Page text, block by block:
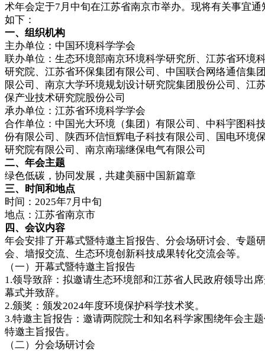
术年会定于7月中旬在江苏省南京市举办。现将有关事宜通
如下：
一、组织机构
主办单位：中国环境科学学会
联办单位：生态环境部南京环境科学研究所、江苏省环境
研究院、江苏省环保集团有限公司、中国联合网络通信集
限公司、南京大学环境规划设计研究院集团股份公司、江
保产业技术研究院股份公司
承办单位：江苏省环境科学学会
合作单位：中国光大环境（集团）有限公司、中科宇图科
份有限公司、陕西环信恒辉电子科技有限公司、国电环境
研究院有限公司、南京南瑞继保电气有限公司
二、年会主题
绿色低碳，协同发展，共建美丽中国新篇章
三、时间和地点
时间：2025年7月中旬
地点：江苏省南京市
四、会议内容
年会安排了开幕式暨特邀主旨报告、分会场研讨会、专题
会、墙报交流、生态环境创新科技成果转化交流会等。
（一）开幕式暨特邀主旨报告
1.领导致辞：拟邀请生态环境部和江苏省人民政府领导出
幕式并致辞。
2.颁奖：颁发2024年度环境保护科学技术奖。
3.特邀主旨报告：邀请两院院士和知名科学家围绕年会主
特邀主旨报告。
（二）分会场研讨会